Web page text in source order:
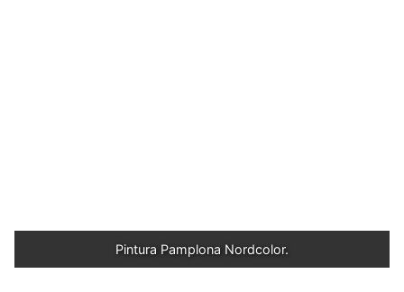
Pintura Pamplona Nordcolor.